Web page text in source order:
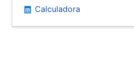
Calculadora